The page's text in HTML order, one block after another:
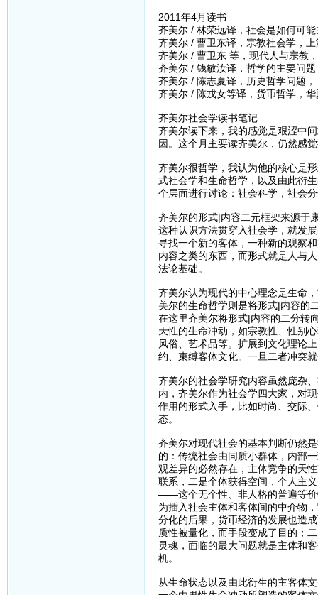
2011年4月读书
齐美尔 / 林荣远译，社会是如何可
齐美尔 / 曹卫东译，宗教社会学，
齐美尔 / 曹卫东 等，现代人与宗教
齐美尔 / 钱敏汝译，哲学的主要问
齐美尔 / 陈志夏译，历史哲学问题
齐美尔 / 陈戎女等译，货币哲学，
齐美尔社会学读书笔记
齐美尔读下来，我的感觉是艰涩中
因。这个月主要读齐美尔，仍然感
齐美尔很哲学，我认为他的核心是
式社会学和生命哲学，以及由此衍
个层面进行讨论：社会科学，社会
齐美尔的形式|内容二元框架来源于
这种认识方法贯穿入社会学，就发
寻找一个新的客体，一种新的观察
内容之类的东西，而形式就是人与
法论基础。
齐美尔认为现代的中心理念是生命
美尔的生命哲学则是将形式|内容的
在这里齐美尔将形式|内容的二分转
天性的生命冲动，如宗教性、性别
风俗、艺术品等。扩展到文化理论
约、束缚客体文化。一旦二者冲突
齐美尔的社会学研究内容虽然庞杂
内，齐美尔作为社会学四大家，对
作用的形式入手，比如时尚、交际
态。
齐美尔对现代社会的基本判断仍然
的：传统社会由同质小群体，内部
观差异的必然存在，主体竞争的天
联系，二是个体获得空间，个人主
——这个无个性、非人格的普遍等价
为插入社会主体和客体间的中介物
分化的后果，货币经济的发展也造
质性被量化，而手段变成了目的；
灵魂，面临的最大问题就是主体和
机。
从生命状态以及由此衍生的主客体